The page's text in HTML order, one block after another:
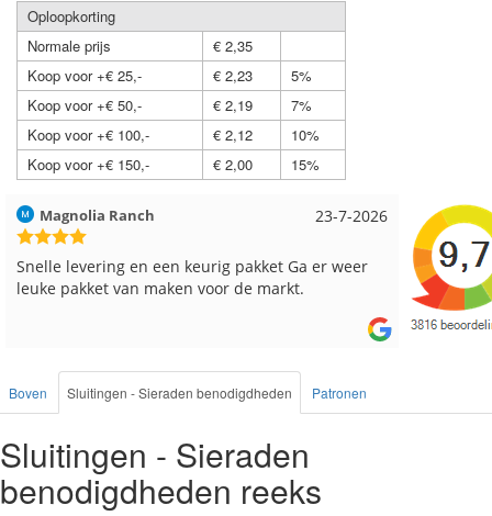
Oploopkorting
Normale prijs
€ 2,35
Koop voor +€ 25,-
€ 2,23
5%
Koop voor +€ 50,-
€ 2,19
7%
Koop voor +€ 100,-
€ 2,12
10%
Koop voor +€ 150,-
€ 2,00 15%
17-7-2026
Hilde uit Loyers
Reeds meerdere keren breigaren en breinaalden
besteld, altijd heel tevreden over de service.
Loes uit
Snelle
Boven Sluitingen - Sieraden benodigdheden Patronen
Sluitingen - Sieraden
benodigdheden reeks